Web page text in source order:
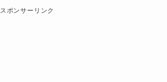
スポンサーリンク